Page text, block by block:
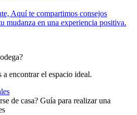
Aquí te compartimos consejos
mudanza en una experiencia positiva.
encontrar el espacio ideal.
de casa? Guía para realizar una